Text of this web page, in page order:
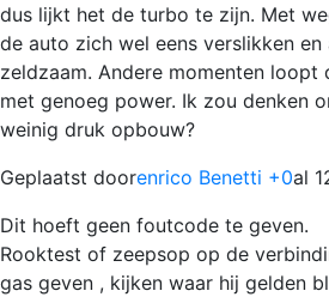
dus lijkt het de turbo te zijn. Met
de auto zich wel eens verslikken
zeldzaam. Andere momenten
met genoeg power. Ik zou denken
weinig druk opbouw?
Geplaatst doorenrico Benetti +0al
Dit hoeft geen foutcode te geven.
Rooktest of zeepsop op de
gas geven , kijken waar hij gelden